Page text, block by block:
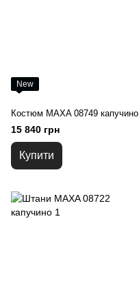
New
Костюм MAXA 08749 капучино
15 840 грн
Купити